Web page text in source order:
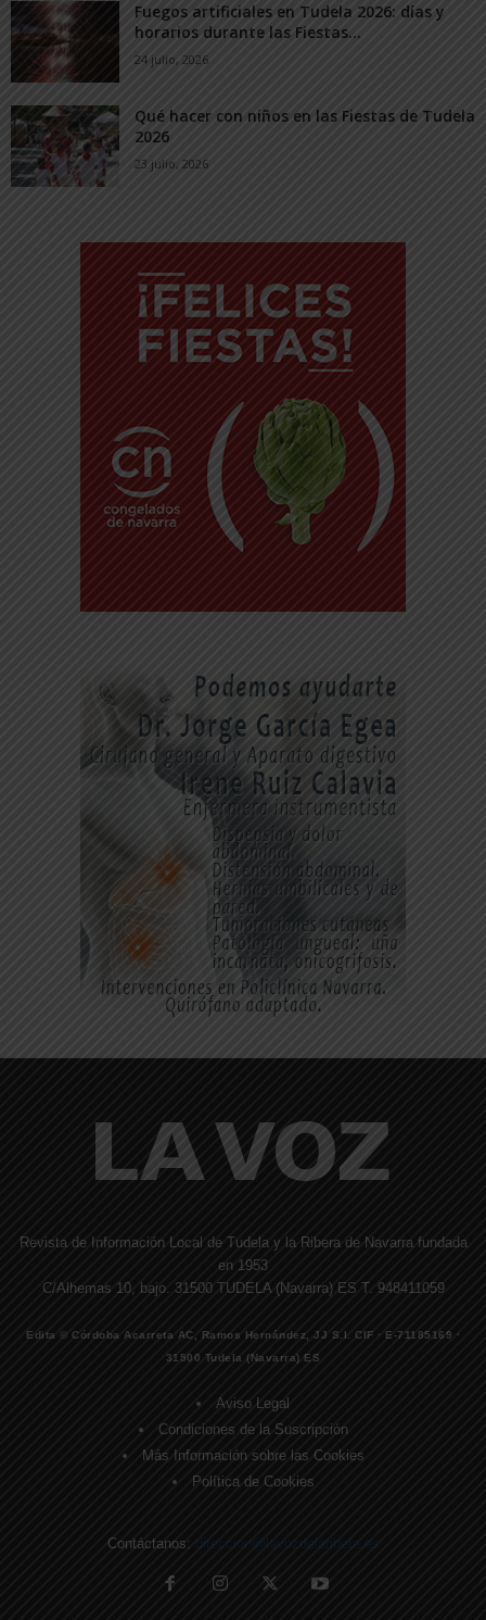
Fuegos artificiales en Tudela 2026: días y
horarios durante las Fiestas...
24 julio, 2026
Qué hacer con niños en las Fiestas de Tudela
2026
23 julio, 2026
Revista de Información Local de Tudela y la Ribera de Navarra fundada
en 1953
C/Alhemas 10, bajo. 31500 TUDELA (Navarra) ES T. 948411059
Edita © Córdoba Acarreta AC, Ramos Hernández, JJ S.I. CIF · E-71185169 ·
31500 Tudela (Navarra) ES
Aviso Legal
Condiciones de la Suscripción
Más Información sobre las Cookies
Política de Cookies
Contáctanos: direccion@lavozdelaribera.es